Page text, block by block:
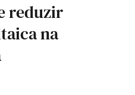
reduzir
na